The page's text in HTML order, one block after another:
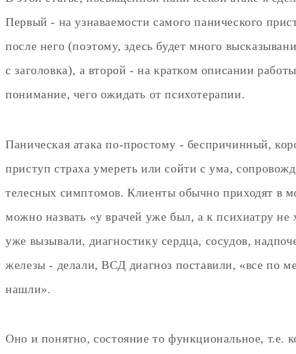
Первый - на узнаваемости самого панического
после него (поэтому, здесь будет много
с заголовка), а второй - на кратком описании
понимание, чего ожидать от психотерапии.
Паническая атака по-простому - беспричинный,
приступ страха умереть или сойти с ума,
телесных симптомов. Клиенты обычно приходят в
можно назвать «у врачей уже был, а к психиатру не
уже вызывали, диагностику сердца, сосудов,
железы - делали, ВСД диагноз поставили, «все по
нашли».
Оно и понятно, состояние то функциональное, т.е.